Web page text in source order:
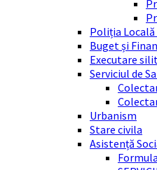
Poliția
Buget și
Executare
Serviciul de
Urbanism
Stare civila
Asistență